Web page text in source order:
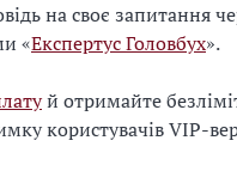
на своє запитання
«Експертус Головбух».
й отримайте
користувачів VIP-